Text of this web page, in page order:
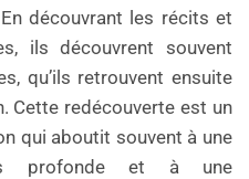
découvrant les récits et
ils découvrent souvent
qu’ils retrouvent ensuite
Cette redécouverte est un
qui aboutit souvent à une
profonde et à une